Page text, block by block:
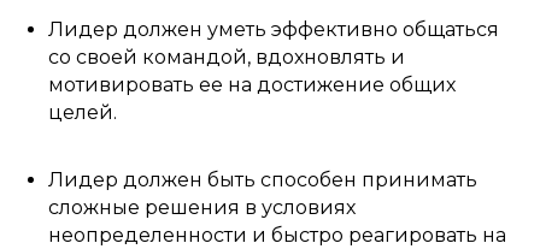
Лидер должен уметь эффективно общаться
со своей командой, вдохновлять и
мотивировать ее на достижение общих
целей.
Лидер должен быть способен принимать
сложные решения в условиях
неопределенности и быстро реагировать на